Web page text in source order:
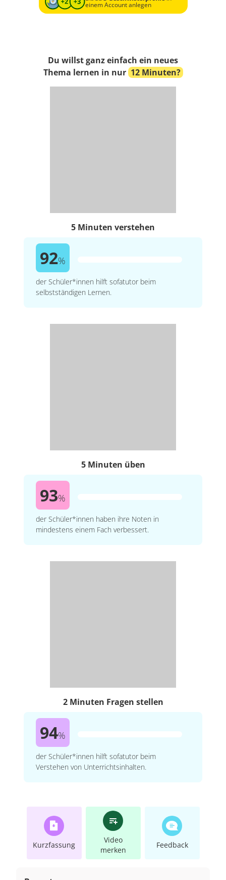
einem Account anlegen
Du willst ganz einfach ein neues
Thema lernen in nur 12 Minuten?
5 Minuten verstehen
92%
der Schüler*innen hilft sofatutor beim
selbstständigen Lernen.
5 Minuten üben
93%
der Schüler*innen haben ihre Noten in
mindestens einem Fach verbessert.
2 Minuten Fragen stellen
94%
der Schüler*innen hilft sofatutor beim
Verstehen von Unterrichtsinhalten.
Kurzfassung
Video
merken
Feedback